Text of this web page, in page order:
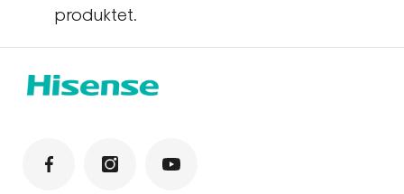
produktet.